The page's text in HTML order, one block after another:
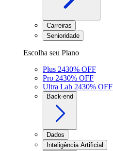
Carreiras
Senioridade
Escolha seu Plano
Plus 2430% OFF
Pro 2430% OFF
Ultra Lab 2430% OFF
Back-end
Dados
Inteligência Artificial